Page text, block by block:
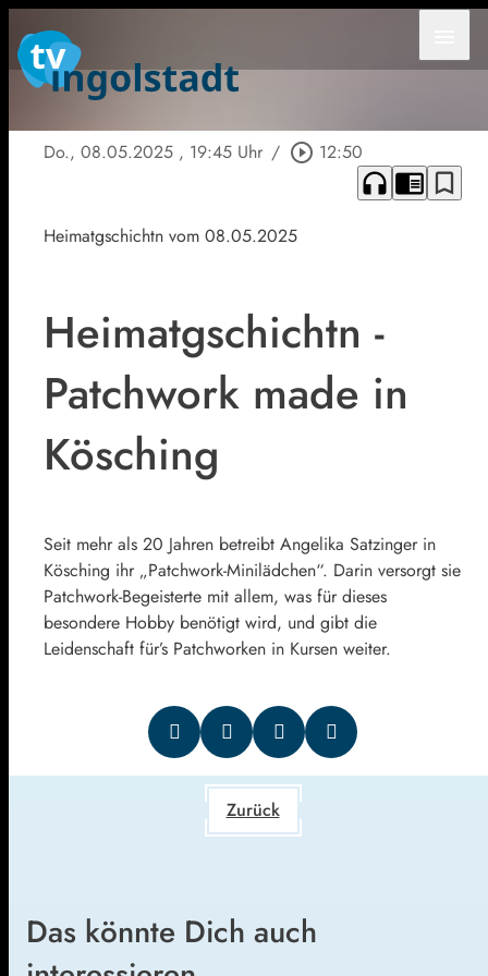
Do., 08.05.2025 , 19:45 Uhr / play_circle_outline 12:50
headphones chrome_reader_mode bookmark_border
Heimatgschichtn vom 08.05.2025
Heimatgschichtn -
Patchwork made in
Kösching
Seit mehr als 20 Jahren betreibt Angelika Satzinger in
Kösching ihr „Patchwork-Minilädchen“. Darin versorgt sie
Patchwork-Begeisterte mit allem, was für dieses
besondere Hobby benötigt wird, und gibt die
Leidenschaft für’s Patchworken in Kursen weiter.
Zurück
Das könnte Dich auch